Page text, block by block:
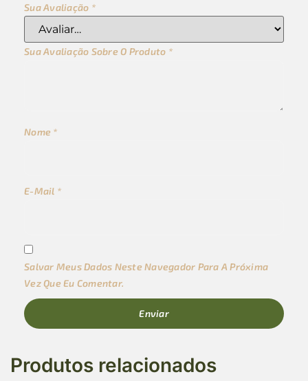
Sua Avaliação *
Sua Avaliação Sobre O Produto *
Nome *
E-Mail *
Salvar Meus Dados Neste Navegador Para A Próxima
Vez Que Eu Comentar.
Produtos relacionados